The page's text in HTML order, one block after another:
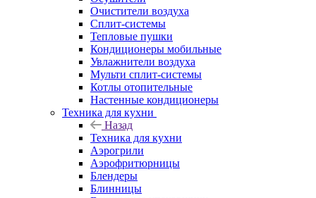
Очистители воздуха
Сплит-системы
Тепловые пушки
Кондиционеры мобильные
Увлажнители воздуха
Мульти сплит-системы
Котлы отопительные
Настенные кондиционеры
Техника для кухни
Назад
Техника для кухни
Аэрогрили
Аэрофритюрницы
Блендеры
Блинницы